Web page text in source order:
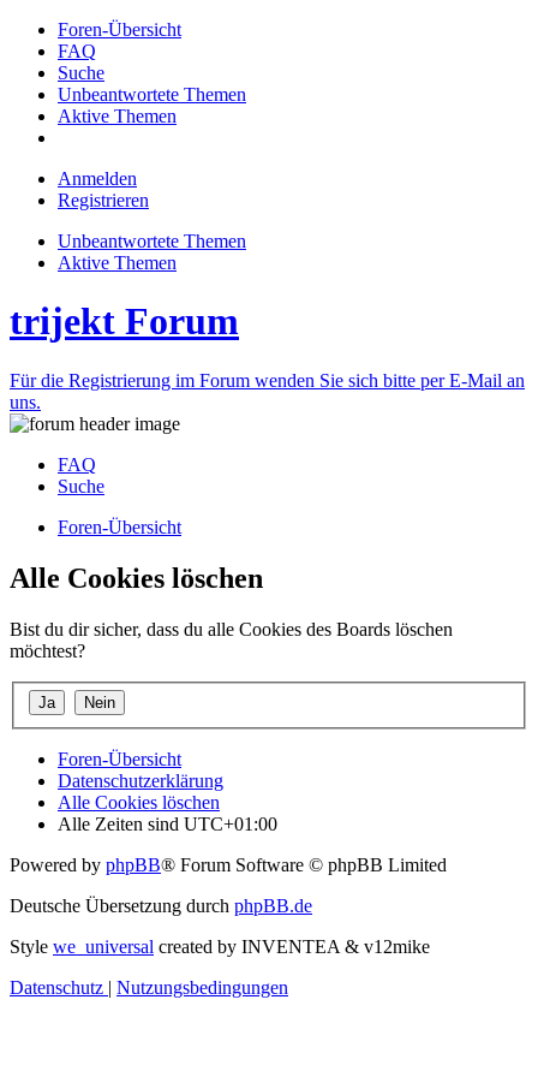
Foren-Übersicht
FAQ
Suche
Unbeantwortete Themen
Aktive Themen
Anmelden
Registrieren
Unbeantwortete Themen
Aktive Themen
trijekt Forum
Für die Registrierung im Forum wenden Sie sich bitte per E-Mail an
uns.
FAQ
Suche
Foren-Übersicht
Alle Cookies löschen
Bist du dir sicher, dass du alle Cookies des Boards löschen
möchtest?
Foren-Übersicht
Datenschutzerklärung
Alle Cookies löschen
Alle Zeiten sind UTC+01:00
Powered by phpBB® Forum Software © phpBB Limited
Deutsche Übersetzung durch phpBB.de
Style we_universal created by INVENTEA & v12mike
Datenschutz | Nutzungsbedingungen